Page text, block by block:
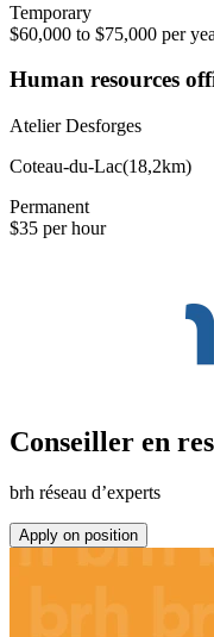
Temporary
$60,000 to $75,000 per
Human resources
Atelier Desforges
Coteau-du-Lac(18,2km)
Permanent
$35 per hour
Conseiller en
brh réseau d’experts
Apply on position